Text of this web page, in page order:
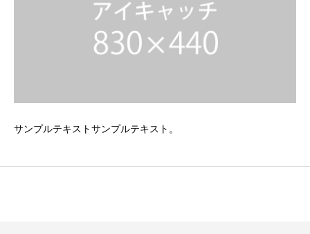
サンプルテキストサンプルテキスト。